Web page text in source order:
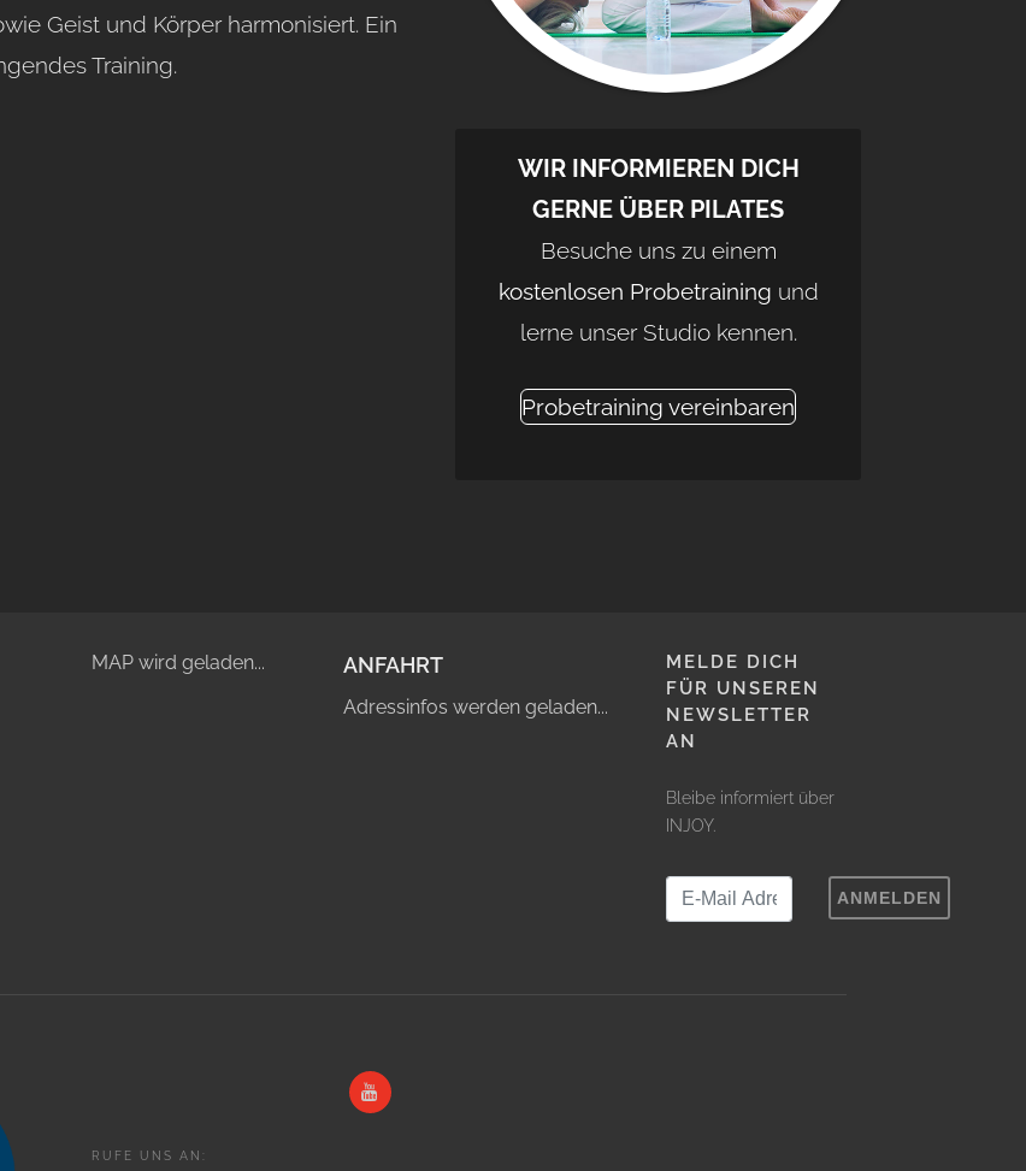
Geist und Körper harmonisiert. Ein
Training.
WIR INFORMIEREN DICH
GERNE ÜBER PILATES
Besuche uns zu einem
kostenlosen Probetraining und
lerne unser Studio kennen.
Probetraining vereinbaren
MAP wird geladen... ANFAHRT
Adressinfos werden geladen...
MELDE DICH
FÜR UNSEREN
NEWSLETTER
AN
Bleibe informiert über
INJOY.
ANMELDEN
RUFE UNS AN: